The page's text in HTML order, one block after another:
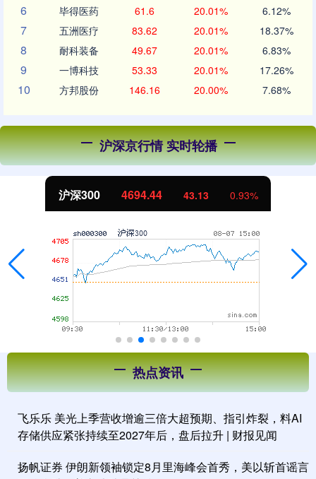
6 毕得医药 61.6 20.01% 6.12%
7 五洲医疗 83.62 20.01% 18.37%
8 耐科装备 49.67 20.01% 6.83%
9 一博科技 53.33 20.01% 17.26%
10 方邦股份 146.16 20.00% 7.68%
沪深京行情 实时轮播
沪深300 4694.44 43.13 0.93%
热点资讯
飞乐乐 美光上季营收增逾三倍大超预期、指引炸裂，料AI
存储供应紧张持续至2027年后，盘后拉升 | 财报见闻
扬帆证券 伊朗新领袖锁定8月里海峰会首秀，美以斩首谣言